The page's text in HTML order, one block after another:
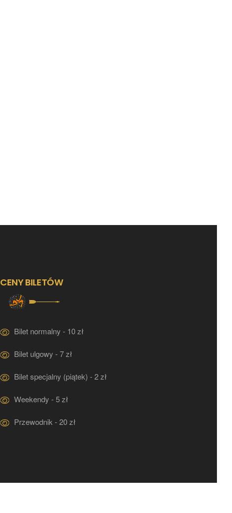
CENY BILETÓW
Bilet normalny - 10 zł
Bilet ulgowy - 7 zł
Bilet specjalny (piątek) - 2 zł
Weekendy - 5 zł
Przewodnik - 20 zł